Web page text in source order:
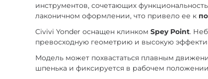
инструментов, сочетающих
лаконичном оформлении, что привело ее к
Civivi Yonder оснащен клинкомSpey Point.
превосходную геометрию и высокую
Модель может похвастаться плавным
шпенька и фиксируется в рабочем